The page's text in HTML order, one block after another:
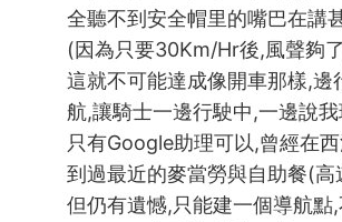
全聽不到安全帽里的嘴巴在講
(因為只要30Km/Hr後,風聲夠
這就不可能達成像開車那樣,邊
航,讓騎士一邊行駛中,一邊說
只有Google助理可以,曾經在
到過最近的麥當勞與自助餐(高
但仍有遺憾,只能建一個導航點